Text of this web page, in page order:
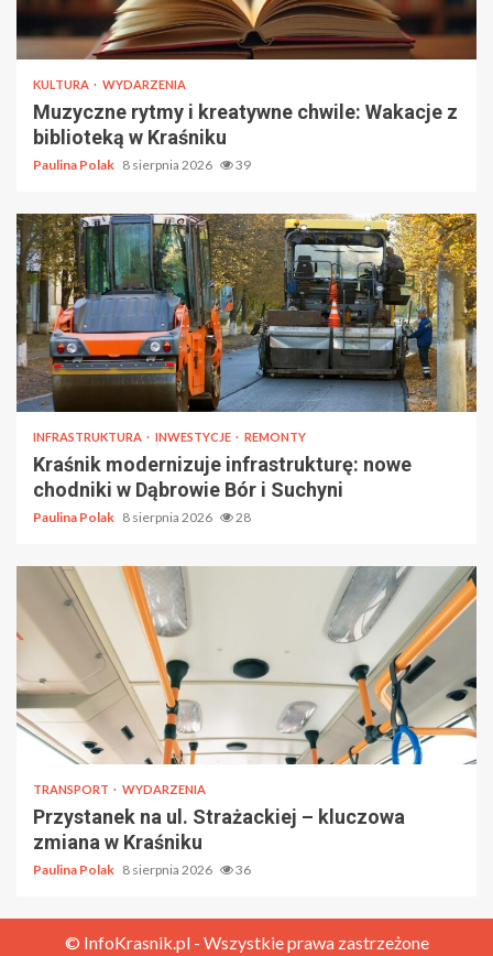
KULTURA WYDARZENIA
Muzyczne rytmy i kreatywne chwile: Wakacje z
biblioteką w Kraśniku
Paulina Polak 8 sierpnia 2026 39
INFRASTRUKTURA INWESTYCJE REMONTY
Kraśnik modernizuje infrastrukturę: nowe
chodniki w Dąbrowie Bór i Suchyni
Paulina Polak 8 sierpnia 2026 28
TRANSPORT WYDARZENIA
Przystanek na ul. Strażackiej – kluczowa
zmiana w Kraśniku
Paulina Polak 8 sierpnia 2026 36
© InfoKrasnik.pl - Wszystkie prawa zastrzeżone